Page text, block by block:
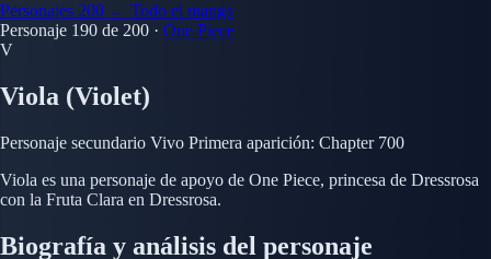
Personajes 200 ← Todo el manga
Personaje 190 de 200 · One Piece
V
Viola (Violet)
Personaje secundario Vivo Primera aparición: Chapter 700
Viola es una personaje de apoyo de One Piece, princesa de Dressrosa
con la Fruta Clara en Dressrosa.
Biografía y análisis del personaje